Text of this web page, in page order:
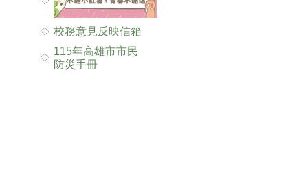
校務意見反映信箱
115年高雄市市民
防災手冊